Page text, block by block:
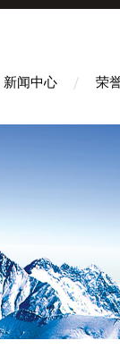
新闻中心 荣